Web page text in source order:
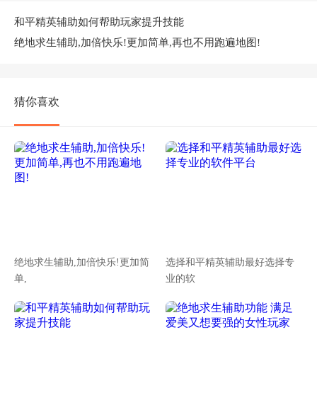
和平精英辅助如何帮助玩家提升技能
绝地求生辅助,加倍快乐!更加简单,再也不用跑遍地图!
猜你喜欢
绝地求生辅助,加倍快乐!更加简
单,
选择和平精英辅助最好选择专
业的软